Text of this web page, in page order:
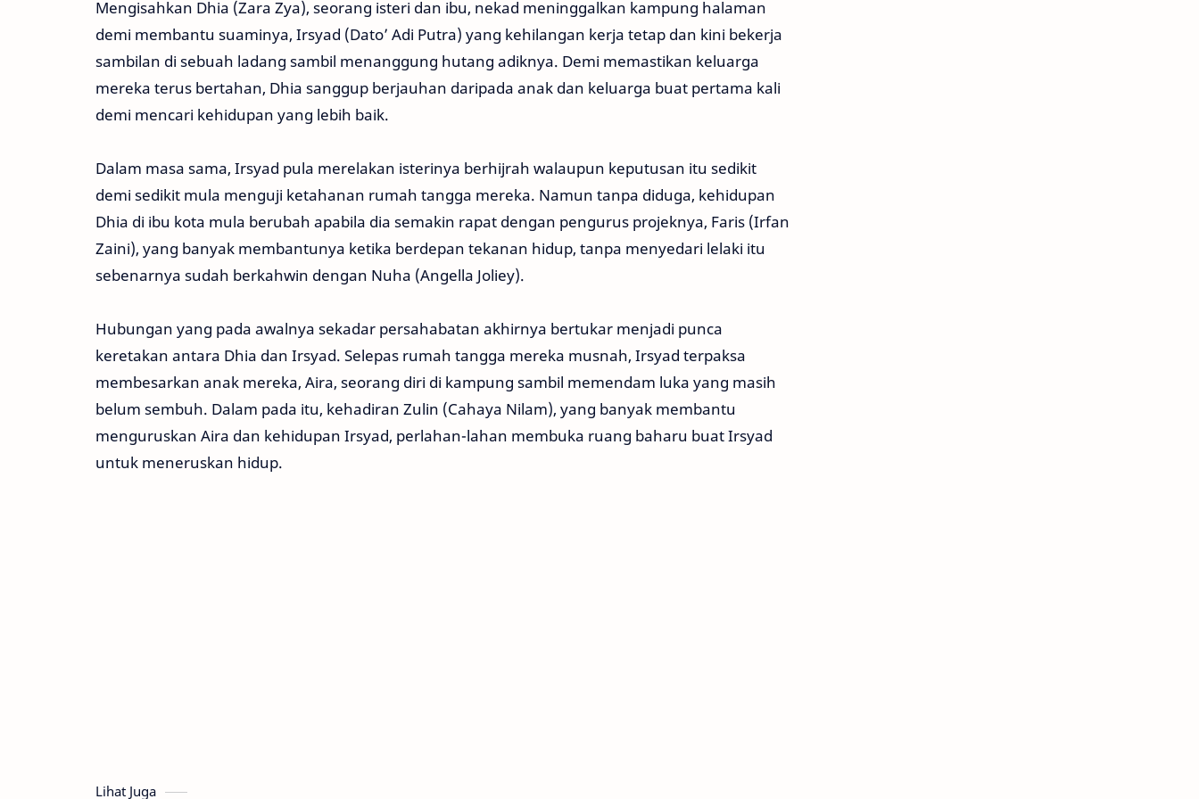
Mengisahkan Dhia (Zara Zya), seorang isteri dan ibu, nekad meninggalkan kampung halaman
demi membantu suaminya, Irsyad (Dato’ Adi Putra) yang kehilangan kerja tetap dan kini bekerja
sambilan di sebuah ladang sambil menanggung hutang adiknya. Demi memastikan keluarga
mereka terus bertahan, Dhia sanggup berjauhan daripada anak dan keluarga buat pertama kali
demi mencari kehidupan yang lebih baik.
Dalam masa sama, Irsyad pula merelakan isterinya berhijrah walaupun keputusan itu sedikit
demi sedikit mula menguji ketahanan rumah tangga mereka. Namun tanpa diduga, kehidupan
Dhia di ibu kota mula berubah apabila dia semakin rapat dengan pengurus projeknya, Faris (Irfan
Zaini), yang banyak membantunya ketika berdepan tekanan hidup, tanpa menyedari lelaki itu
sebenarnya sudah berkahwin dengan Nuha (Angella Joliey).
Hubungan yang pada awalnya sekadar persahabatan akhirnya bertukar menjadi punca
keretakan antara Dhia dan Irsyad. Selepas rumah tangga mereka musnah, Irsyad terpaksa
membesarkan anak mereka, Aira, seorang diri di kampung sambil memendam luka yang masih
belum sembuh. Dalam pada itu, kehadiran Zulin (Cahaya Nilam), yang banyak membantu
menguruskan Aira dan kehidupan Irsyad, perlahan-lahan membuka ruang baharu buat Irsyad
untuk meneruskan hidup.
Lihat Juga